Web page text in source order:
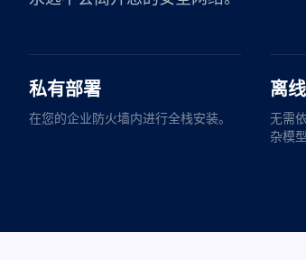
私有部署
在您的企业防火墙内进行全栈安装。
离
无需
杂模型